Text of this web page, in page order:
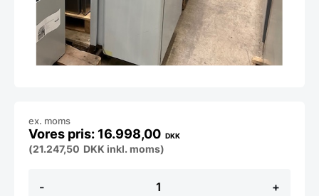
-
fra
+
16.998,00 DKK
ex. moms
(21.247,50 DKK inkl. moms)